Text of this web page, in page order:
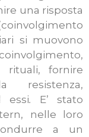
una risposta
si muovono
rituali, fornire
resistenza,
essi. E’ stato
nelle loro
a un